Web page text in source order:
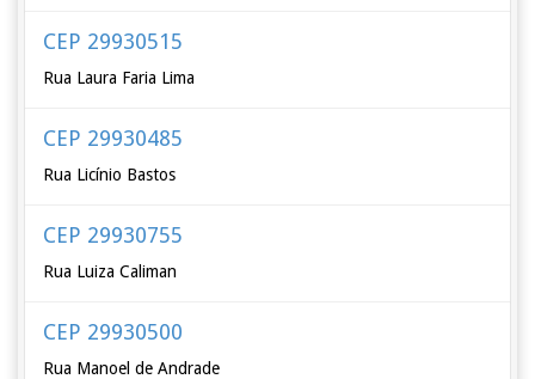
CEP 29930515
Rua Laura Faria Lima
CEP 29930485
Rua Licínio Bastos
CEP 29930755
Rua Luiza Caliman
CEP 29930500
Rua Manoel de Andrade